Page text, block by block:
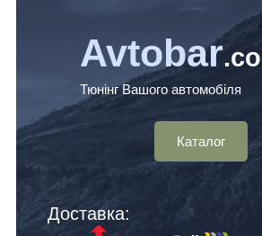
Avtobar
Тюнінг Вашого автомобіля
Каталог
Доставка: